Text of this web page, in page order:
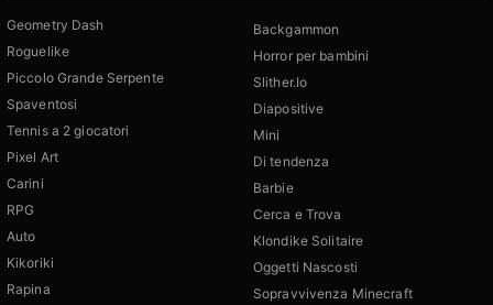
Geometry Dash
Roguelike
Piccolo Grande Serpente
Spaventosi
Tennis a 2 giocatori
Pixel Art
Carini
RPG
Auto
Kikoriki
Rapina
Backgammon
Horror per bambini
Slither.Io
Diapositive
Mini
Di tendenza
Barbie
Cerca e Trova
Klondike Solitaire
Oggetti Nascosti
Sopravvivenza Minecraft